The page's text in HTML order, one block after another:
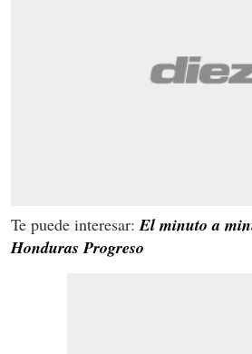
Te puede interesar: El minuto a
Honduras Progreso